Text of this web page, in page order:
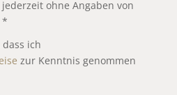
ohne Angaben von
*
ich
zur Kenntnis genommen